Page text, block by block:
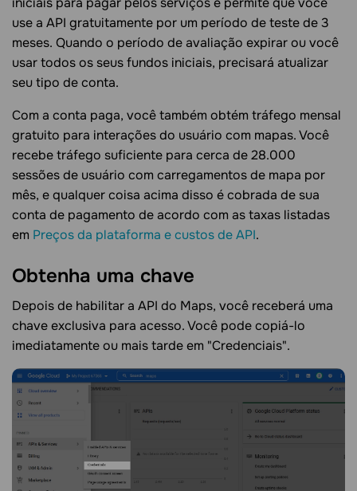
use a API gratuitamente por um período de teste de 3
meses. Quando o período de avaliação expirar ou você
usar todos os seus fundos iniciais, precisará atualizar
seu tipo de conta.
Com a conta paga, você também obtém tráfego mensal
gratuito para interações do usuário com mapas. Você
recebe tráfego suficiente para cerca de 28.000
sessões de usuário com carregamentos de mapa por
mês, e qualquer coisa acima disso é cobrada de sua
conta de pagamento de acordo com as taxas listadas
em Preços da plataforma e custos de API.
Obtenha uma chave
Depois de habilitar a API do Maps, você receberá uma
chave exclusiva para acesso. Você pode copiá-lo
imediatamente ou mais tarde em "Credenciais".